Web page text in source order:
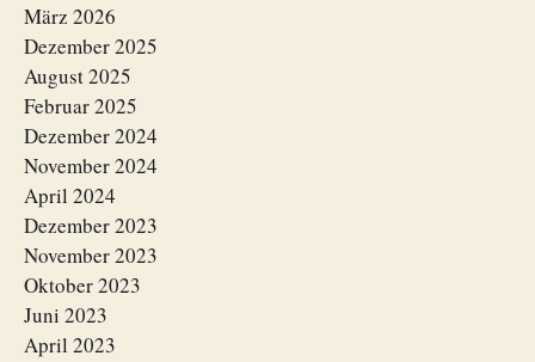
März 2026
Dezember 2025
August 2025
Februar 2025
Dezember 2024
November 2024
April 2024
Dezember 2023
November 2023
Oktober 2023
Juni 2023
April 2023